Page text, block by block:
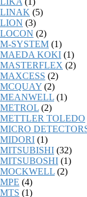
LINAK (5)
LION (3)
LOCON (2)
M-SYSTEM (1)
MAEDA KOKI (1)
MASTERFLEX (2)
MAXCESS (2)
MCQUAY (2)
MEANWELL (1)
METROL (2)
METTLER TOLEDO
MICRO
MIDORI (1)
MITSUBISHI (32)
MITSUBOSHI (1)
MOCKWELL (2)
MPE (4)
MTS (1)